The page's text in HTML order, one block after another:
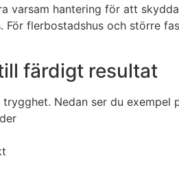
hantering för att
flerbostadshus och större
färdigt resultat
Nedan ser du exempel